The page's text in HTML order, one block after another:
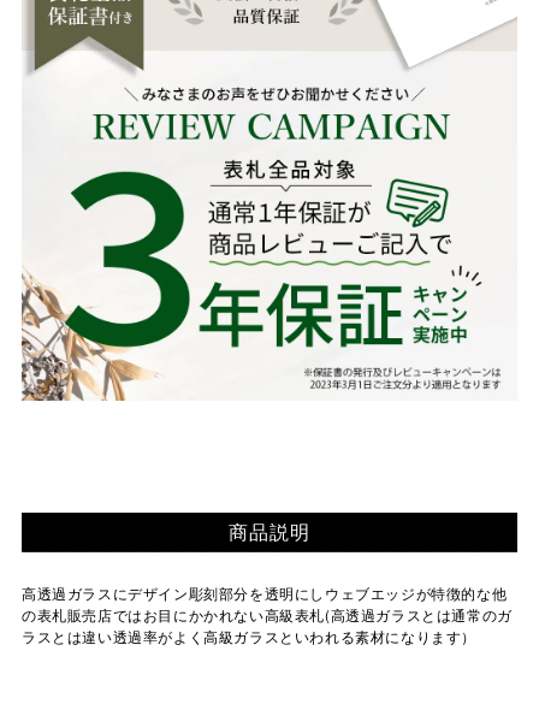
商品説明
高透過ガラスにデザイン彫刻部分を透明にしウェブエッジが特徴的な他
の表札販売店ではお目にかかれない高級表札(高透過ガラスとは通常のガ
ラスとは違い透過率がよく高級ガラスといわれる素材になります）